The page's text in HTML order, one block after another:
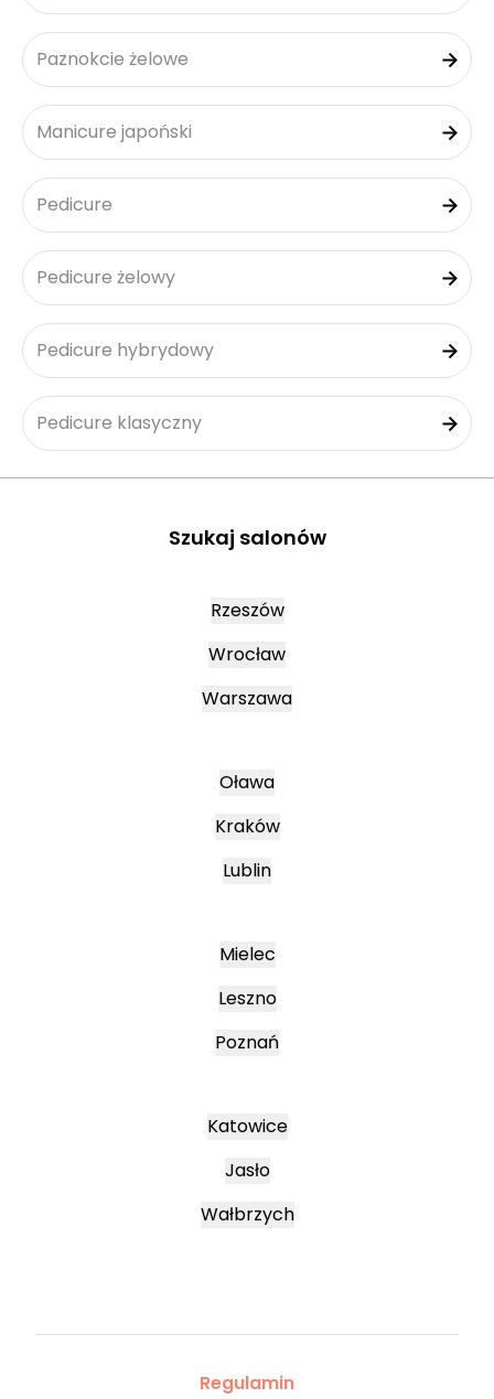
Paznokcie żelowe
Manicure japoński
Pedicure
Pedicure żelowy
Pedicure hybrydowy
Pedicure klasyczny
Szukaj salonów
Rzeszów
Wrocław
Warszawa
Oława
Kraków
Lublin
Mielec
Leszno
Poznań
Katowice
Jasło
Wałbrzych
Regulamin